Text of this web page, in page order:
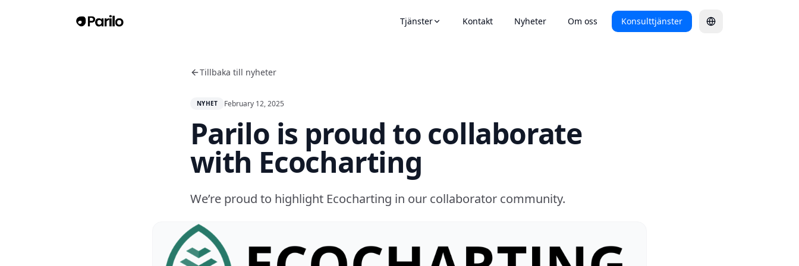
Tjänster Kontakt Nyheter Om oss Konsulttjänster
Tillbaka till nyheter
NYHET February 12, 2025
Parilo is proud to collaborate
with Ecocharting
We’re proud to highlight Ecocharting in our collaborator community.